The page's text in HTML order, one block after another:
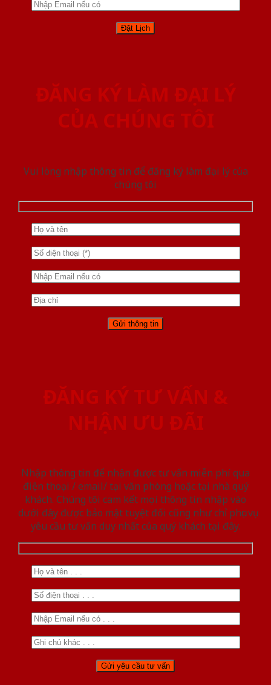
ĐĂNG KÝ LÀM ĐẠI LÝ
CỦA CHÚNG TÔI
Vui lòng nhập thông tin để đăng ký làm đại lý của
chúng tôi
ĐĂNG KÝ TƯ VẤN &
NHẬN ƯU ĐÃI
Nhập thông tin để nhận được tư vấn miễn phí qua
điện thoại / email/ tại văn phòng hoặc tại nhà quý
khách. Chúng tôi cam kết mọi thông tin nhập vào
dưới đây được bảo mật tuyệt đối cũng như chỉ phục vụ
yêu cầu tư vấn duy nhất của quý khách tại đây.